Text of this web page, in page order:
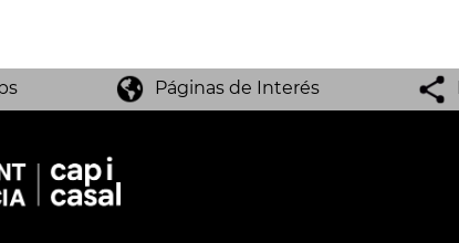
Páginas de Interés